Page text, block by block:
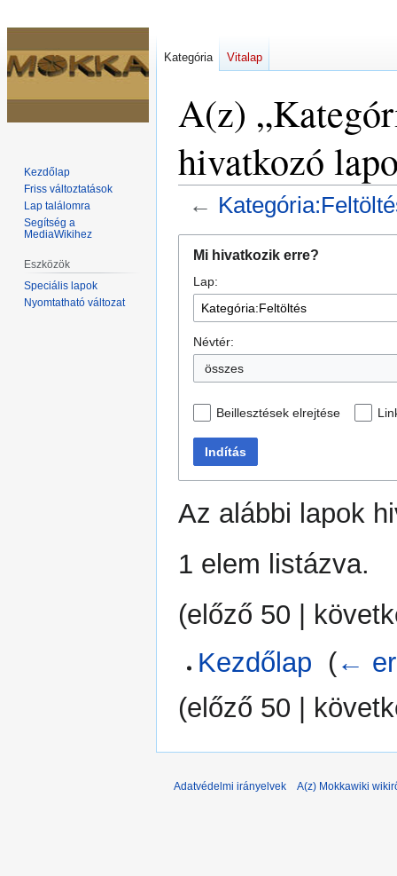
A(z)
hivatkozó
←
navigációhoz
kereséshez
Mi hivatkozik erre?
Lap:
Névtér:
összes
Beillesztések elrejtése
Indítás
Az alábbi lapok
1 elem listázva.
(előző 50 |
Kezdőlap (←
(előző 50
Kategória Vitalap
Kezdőlap
Friss változtatások
Lap találomra
Segítség a
MediaWikihez
Eszközök
Speciális lapok
Nyomtatható változat
Adatvédelmi irányelvek A(z) Mokkawiki